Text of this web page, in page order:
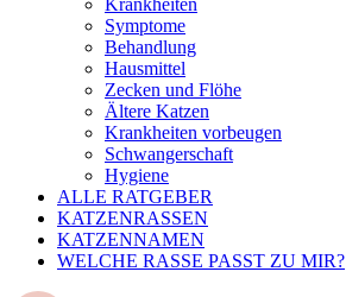
Krankheiten
Symptome
Behandlung
Hausmittel
Zecken und Flöhe
Ältere Katzen
Krankheiten vorbeugen
Schwangerschaft
Hygiene
ALLE RATGEBER
KATZENRASSEN
KATZENNAMEN
WELCHE RASSE PASST ZU MIR?